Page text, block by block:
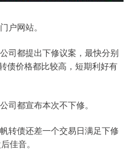
户网站。
司都提出下修议案，最快分别
债价格都比较高，短期利好有
司都宣布本次不下修。
转债还差一个交易日满足下修
佳音。